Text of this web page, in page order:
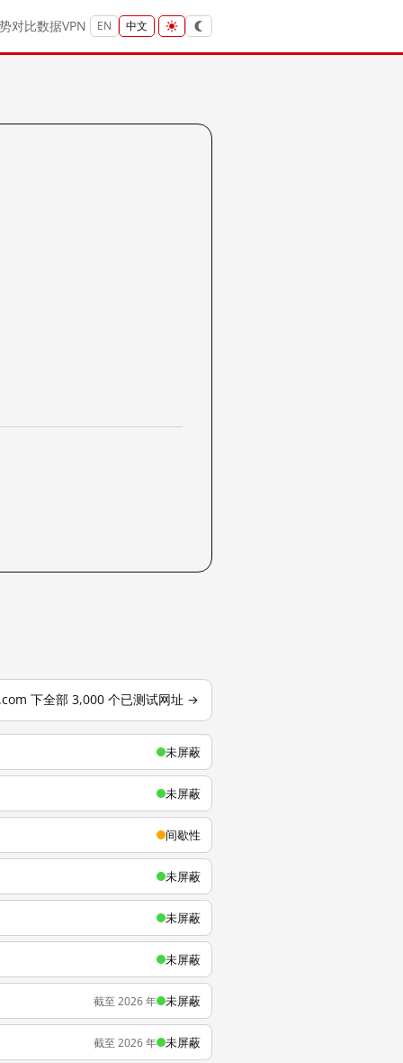
对比数据VPN EN 中文
下全部 3,000 个已测试网址 →
未屏蔽
未屏蔽
间歇性
未屏蔽
未屏蔽
未屏蔽
截至 2026 年 未屏蔽
截至 2026 年 未屏蔽